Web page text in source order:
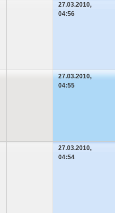
27.03.2010,
04:56
27.03.2010,
04:55
27.03.2010,
04:54